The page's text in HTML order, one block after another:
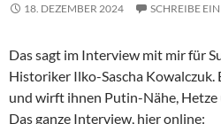
18. DEZEMBER 2024 SCHREIBE
Das sagt im Interview mit mir für
Historiker Ilko-Sascha
und wirft ihnen Putin-Nähe,
Das ganze Interview, hier online: